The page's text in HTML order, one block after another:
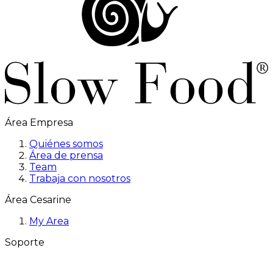
Área Empresa
Quiénes somos
Área de prensa
Team
Trabaja con nosotros
Área Cesarine
My Area
Soporte